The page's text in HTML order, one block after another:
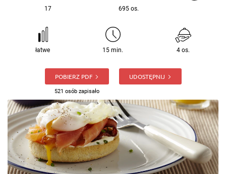
17 695 os.
łatwe 15 min. 4 os.
POBIERZ PDF
521 osób zapisało
UDOSTĘPNIJ